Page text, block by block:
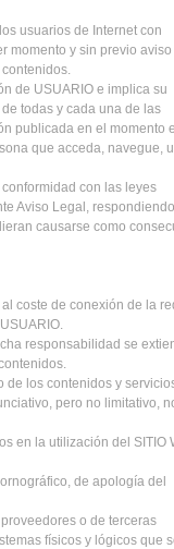
usuarios de Internet con
momento y sin previo aviso
de USUARIO e implica su
todas y cada una de las
publicada en el momento
que acceda, navegue,
con las leyes
Aviso Legal,
causarse como
coste de conexión de la
responsabilidad se
de los contenidos y
pero no limitativo,
en la utilización del SITIO
de apología del
o de terceras
físicos y lógicos que